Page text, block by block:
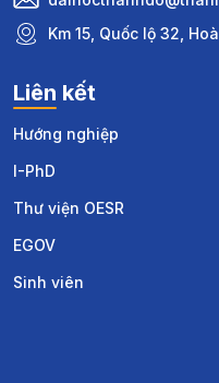
Km 15, Quốc lộ 32,
Liên kết
Hướng nghiệp
I-PhD
Thư viện OESR
EGOV
Sinh viên